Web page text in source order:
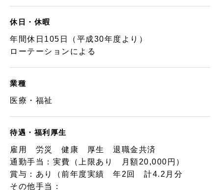
休日・休暇
年間休日105日（平成30年度より）
ローテーションによる
業種
医療・福祉
待遇・福利厚生
雇用 労災 健康 厚生 退職金共済
通勤手当：実費（上限あり 月額20,000円）
賞与：あり（前年度実績 年2回 計4.2月分
その他手当：